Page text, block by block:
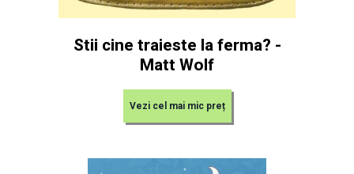
Stii cine traieste la ferma? -
Matt Wolf
Vezi cel mai mic preț